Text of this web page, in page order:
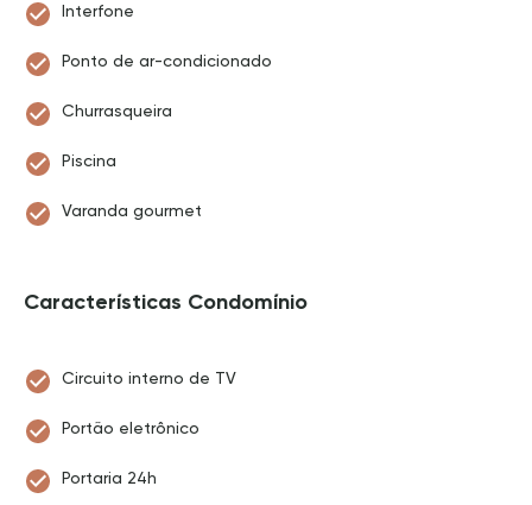
Interfone
Ponto de ar-condicionado
Churrasqueira
Piscina
Varanda gourmet
Características Condomínio
Circuito interno de TV
Portão eletrônico
Portaria 24h